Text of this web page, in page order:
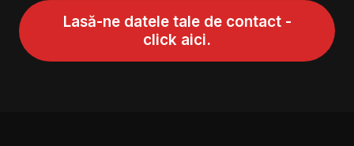
Lasă-ne datele tale de contact -
click aici.